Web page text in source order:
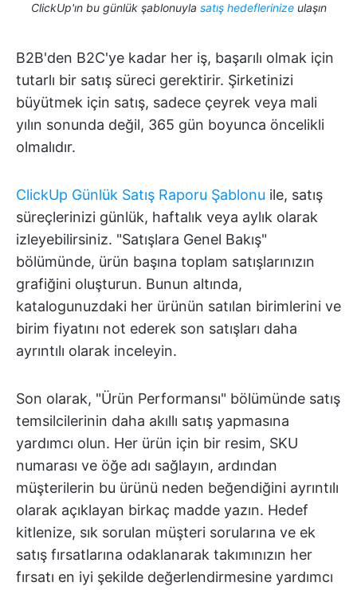
ClickUp'ın bu günlük şablonuyla satış hedeflerinizeulaşın
B2B'den B2C'ye kadar her iş, başarılı olmak için
tutarlı bir satış süreci gerektirir. Şirketinizi
büyütmek için satış, sadece çeyrek veya mali
yılın sonunda değil, 365 gün boyunca öncelikli
olmalıdır.
ClickUp Günlük Satış Raporu Şablonu ile, satış
süreçlerinizi günlük, haftalık veya aylık olarak
izleyebilirsiniz. "Satışlara Genel Bakış"
bölümünde, ürün başına toplam satışlarınızın
grafiğini oluşturun. Bunun altında,
katalogunuzdaki her ürünün satılan birimlerini ve
birim fiyatını not ederek son satışları daha
ayrıntılı olarak inceleyin.
Son olarak, "Ürün Performansı" bölümünde satış
temsilcilerinin daha akıllı satış yapmasına
yardımcı olun. Her ürün için bir resim, SKU
numarası ve öğe adı sağlayın, ardından
müşterilerin bu ürünü neden beğendiğini ayrıntılı
olarak açıklayan birkaç madde yazın. Hedef
kitlenize, sık sorulan müşteri sorularına ve ek
satış fırsatlarına odaklanarak takımınızın her
fırsatı en iyi şekilde değerlendirmesine yardımcı